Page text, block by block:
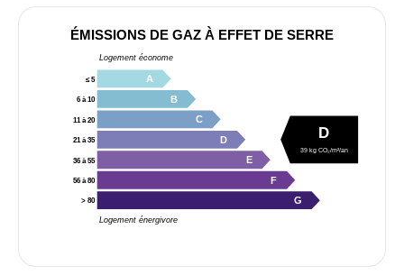
ÉMISSIONS DE GAZ À EFFET DE SERRE
Logement économe
Logement énergivore
≤ 5 A
6 à 10 B
11 à 20 C
21 à 35 D
36 à 55 E
56 à 80 F
> 80 G
D
39 kg CO₂/m²/an